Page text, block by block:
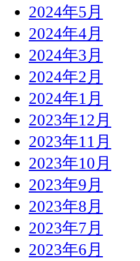
2024年5月
2024年4月
2024年3月
2024年2月
2024年1月
2023年12月
2023年11月
2023年10月
2023年9月
2023年8月
2023年7月
2023年6月